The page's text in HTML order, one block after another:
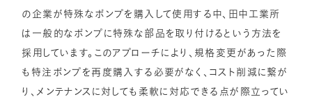
の企業が特殊なポンプを購入して使用する中、田中工業所
は一般的なポンプに特殊な部品を取り付けるという方法を
採用しています。このアプローチにより、規格変更があった際
も特注ポンプを再度購入する必要がなく、コスト削減に繋が
り、メンテナンスに対しても柔軟に対応できる点が際立ってい